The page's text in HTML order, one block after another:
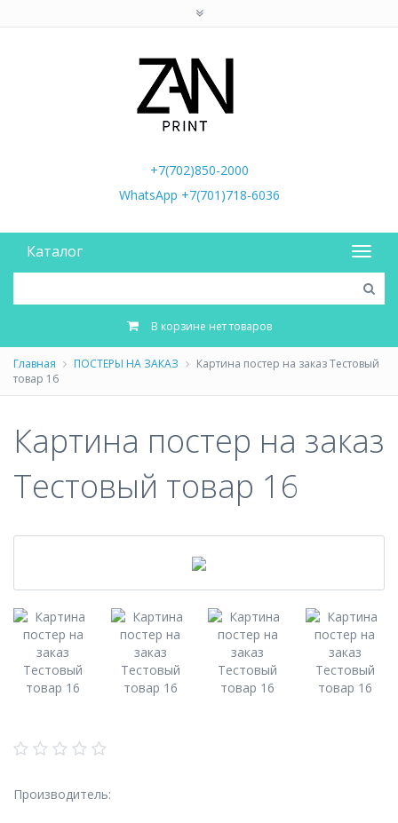
+7(702)850-2000
WhatsApp +7(701)718-6036
Каталог
В корзине нет товаров
Главная ПОСТЕРЫ НА ЗАКАЗ
Картина постер на заказ Тестовый
товар 16
Картина постер на заказ
Тестовый товар 16
Производитель: